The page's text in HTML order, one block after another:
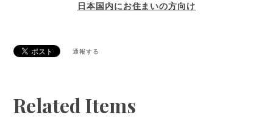
日本国内にお住まいの方向け
通報する
Related Items